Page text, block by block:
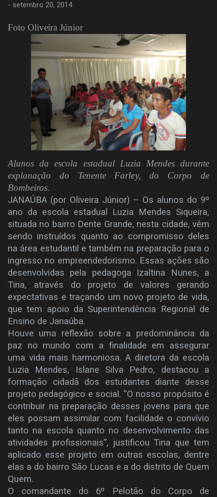
- setembro 20, 2014
Foto Oliveira Júnior
Alunos da escola estadual Luzia Mendes durante
explanação do Tenente Farley, do Corpo de
Bombeiros.
JANAÚBA (por Oliveira Júnior) – Os alunos do 9º
ano da escola estadual Luzia Mendes Siqueira,
situada no bairro Dente Grande, nesta cidade, vêm
sendo instruídos quanto ao compromisso deles
na área estudantil e também na preparação para o
ingresso no empreendedorismo. Essas ações são
desenvolvidas pela pedagoga Izaltina Nunes, a
Tina, através do projeto de valores gerando
expectativas e traçando um novo projeto de vida,
que tem apoio da Superintendência Regional de
Ensino de Janaúba.
Houve uma reflexão sobre a predominância da
paz no mundo com a finalidade em assegurar
uma vida mais harmoniosa. A diretora da escola
Luzia Mendes, Islane Silva Pedro, destacou a
formação cidadã dos estudantes diante desse
projeto pedagógico e social. “O nosso propósito é
contribuir na preparação desses jovens para que
eles possam assimilar com facilidade o convívio
tanto na escola quanto no desenvolvimento das
atividades profissionais”, justificou Tina que tem
aplicado esse projeto em outras escolas, dentre
elas a do bairro São Lucas e a do distrito de Quem
Quem.
O comandante do 6º Pelotão do Corpo de